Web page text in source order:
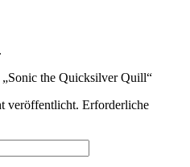
„Sonic the Quicksilver Quill“
veröffentlicht. Erforderliche